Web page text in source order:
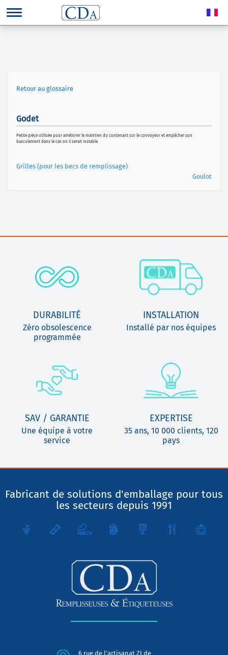
Retour au glossaire
Godet
Petite pièce utilisée pour améliorer le maintien du contenant sur le convoyeur et empêcher son
basculement dans le cas où il serait instable.
Grilles (pour les becs de remplissage)
Goulot
DURABILITÉ
Zéro obsolescence
programmée
INSTALLATION
Installé par nos équipes
SAV / GARANTIE
Une équipe à votre
service
EXPERTISE
35 ans, 10 000 clients, 120
pays
Fabricant de solutions d'emballage pour tous
les secteurs depuis 1991
6 rue de l'artisanat ZI de